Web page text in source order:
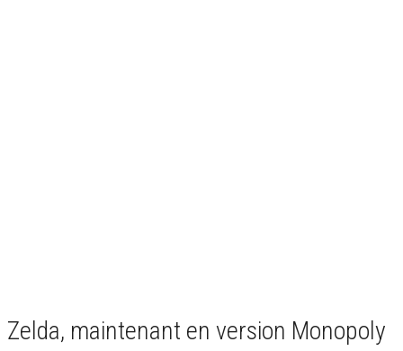
Zelda, maintenant en version Monopoly